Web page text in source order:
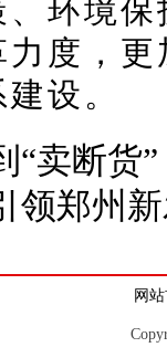
环境
度，
设。
“卖断货
领郑州
网